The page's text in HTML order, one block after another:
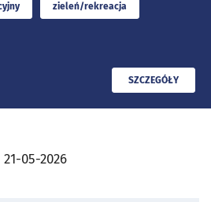
zieleń/rekreacja
PRZECZYTAJ
SZCZEGÓŁY
21-05-2026